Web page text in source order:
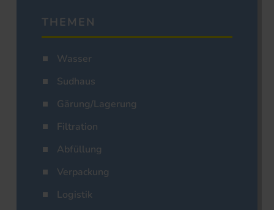
THEMEN
Wasser
Sudhaus
Gärung/Lagerung
Filtration
Abfüllung
Verpackung
Logistik